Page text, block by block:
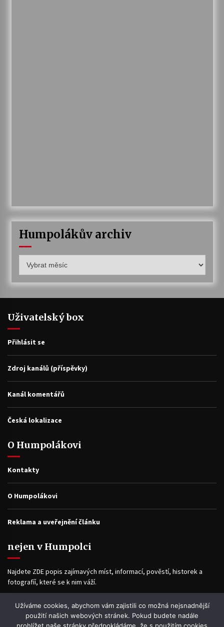
Humpolákův archiv
archiv
Uživatelský box
Přihlásit se
Zdroj kanálů (příspěvky)
Kanál komentářů
Česká lokalizace
O Humpolákovi
Kontakty
O Humpolákovi
Reklama a uveřejnění článku
nejen v Humpolci
Najdete ZDE popis zajímavých míst, informací, pověstí, historek a
fotografíí, které se k nim váží.
Facebook
Užíváme cookies, abychom vám zajistili co možná nejsnadnější
použití našich webových stránek. Pokud budete nadále